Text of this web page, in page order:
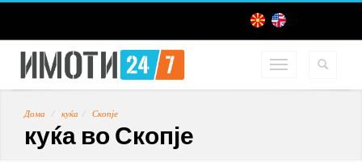
Дома куќа Скопје
куќа во Скопје